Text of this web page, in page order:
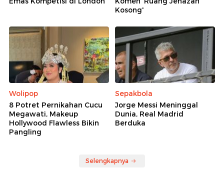
Kosong'
Wolipop
8 Potret Pernikahan Cucu
Megawati, Makeup
Hollywood Flawless Bikin
Pangling
Sepakbola
Jorge Messi Meninggal
Dunia, Real Madrid
Berduka
Selengkapnya